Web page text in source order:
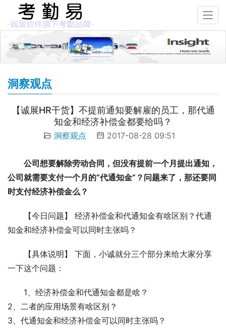
洞察观点
【诚展HR干货】不提前通知要解雇的员工，那代通
知金和经济补偿金都要给吗？
洞察观点 2017-08-28 09:51
公司想要解除劳动合同，但没有提前一个月提出通知，
公司就需要支付一个月的“代通知金”？问题来了，那还要同
时支付经济补偿金么？
【今日问题】 经济补偿金和代通知金有啥区别？代通
知金和经济补偿金可以同时主张吗？
【具体说明】 下面，小诚就分三个部分来给大家分享
一下这个问题：
1、经济补偿金和代通知金都是啥？
2、二者的应用场景有啥区别？
3、代通知金和经济补偿金可以同时主张吗？